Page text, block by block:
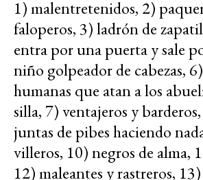
1) malentretenidos, 2)
faloperos, 3) ladrón de
entra por una puerta y sale
niño golpeador de cabezas,
humanas que atan a los
silla, 7) ventajeros y
juntas de pibes haciendo
villeros, 10) negros de alma,
12) maleantes y rastreros,